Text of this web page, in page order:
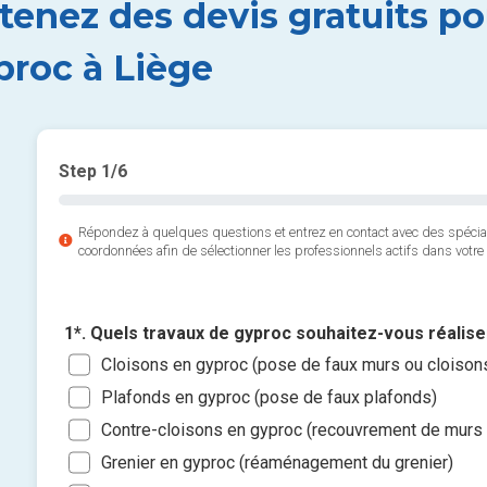
des devis gratuits
à Liège
Step 1/6
Répondez à quelques questions et entrez en contact avec des
coordonnées afin de sélectionner les professionnels actifs dans votre
1*. Quels travaux de gyproc souhaitez-vous
Cloisons en gyproc (pose de faux murs ou
Plafonds en gyproc (pose de faux plafonds)
Contre-cloisons en gyproc (recouvrement de
Grenier en gyproc (réaménagement du grenier)